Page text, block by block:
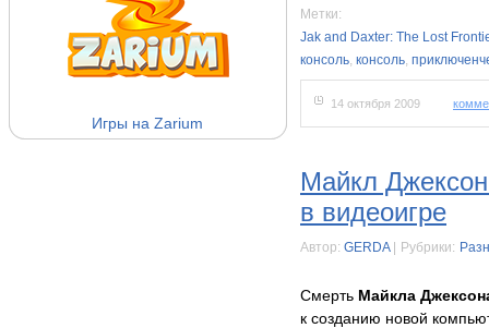
Игры на Zarium
Метки:
Jak and Daxter: The Lost
консоль, консоль,
14 октября 2009
Майкл
в видеоигре
Автор: GERDA| Рубрики:
Смерть Майкла
к созданию новой